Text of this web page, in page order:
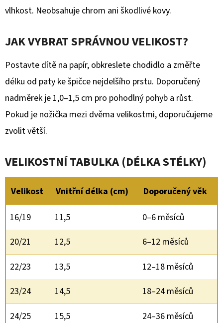
vlhkost. Neobsahuje chrom ani škodlivé kovy.
JAK VYBRAT SPRÁVNOU VELIKOST?
Postavte dítě na papír, obkreslete chodidlo a změřte
délku od paty ke špičce nejdelšího prstu. Doporučený
nadměrek je 1,0–1,5 cm pro pohodlný pohyb a růst.
Pokud je nožička mezi dvěma velikostmi, doporučujeme
zvolit větší.
VELIKOSTNÍ TABULKA (DÉLKA STÉLKY)
Velikost Vnitřní délka (cm) Doporučený věk
16/19 11,5
0–6 měsíců
20/21
12,5
6–12 měsíců
22/23
13,5
12–18 měsíců
23/24
14,5
18–24 měsíců
24/25
15,5
24–36 měsíců